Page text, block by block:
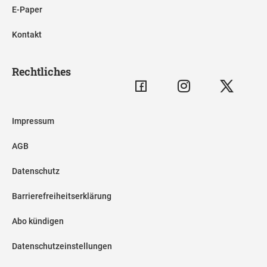
E-Paper
Kontakt
Rechtliches
Impressum
AGB
Datenschutz
Barrierefreiheitserklärung
Abo kündigen
Datenschutzeinstellungen